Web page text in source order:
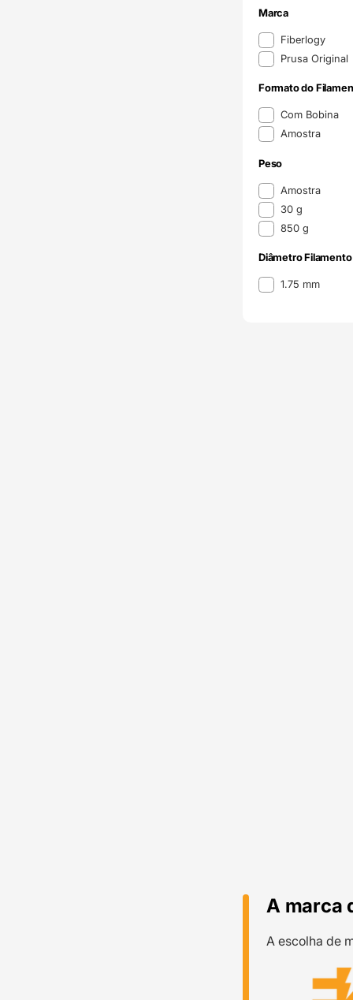
Marca
MarcaFiberlogy
Prusa Original
Formato do
Formato do
Com Bobina
Amostra
Peso
Peso Amostra
30 g
850 g
Diâmetro Filamento
Diâmetro Filamento
1.75 mm
A marca
A escolha de